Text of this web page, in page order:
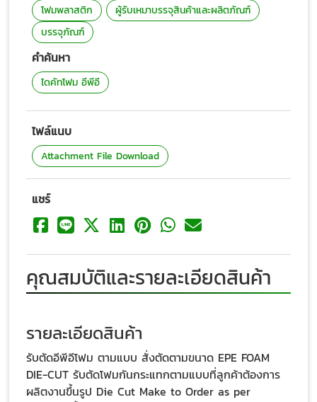
โฟมพลาสติก
ผู้รับเหมาบรรจุสินค้าและผลิตภัณฑ์
บรรจุภัณฑ์
คำค้นหา
ไดคัทโฟม อีพีอี
ไฟล์แนบ
Attachment File Download
แชร์
คุณสมบัติและรายละเอียดสินค้า
รายละเอียดสินค้า
รับตัดอีพีอีโฟม ตามแบบ สั่งตัดตามขนาด EPE FOAM
DIE-CUT รับตัดโฟมกันกระแทกตามแบบที่ลูกค้าต้องการ
ผลิตงานขึ้นรูป Die Cut Make to Order as per